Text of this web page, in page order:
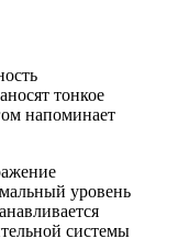
тонкое
напоминает
уровень
системы